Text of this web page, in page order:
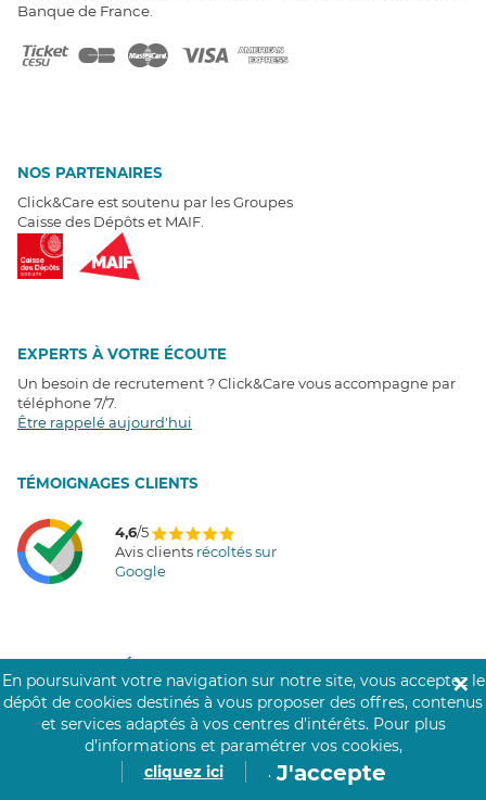
Banque de France.
NOS PARTENAIRES
Click&Care est soutenu par les Groupes
Caisse des Dépôts et MAIF.
EXPERTS À VOTRE ÉCOUTE
Un besoin de recrutement ? Click&Care vous accompagne par
téléphone 7/7
Être rappelé aujourd'hui
TÉMOIGNAGES CLIENTS
4,6/5
Avis clients récoltés sur
Google
En poursuivant votre navigation sur notre site, vous acceptez le
dépôt de cookies destinés à vous proposer des offres, contenus
et services adaptés à vos centres d’intérêts. Pour plus
d’informations et paramétrer vos cookies,
cliquez ici
. J'accepte
✕